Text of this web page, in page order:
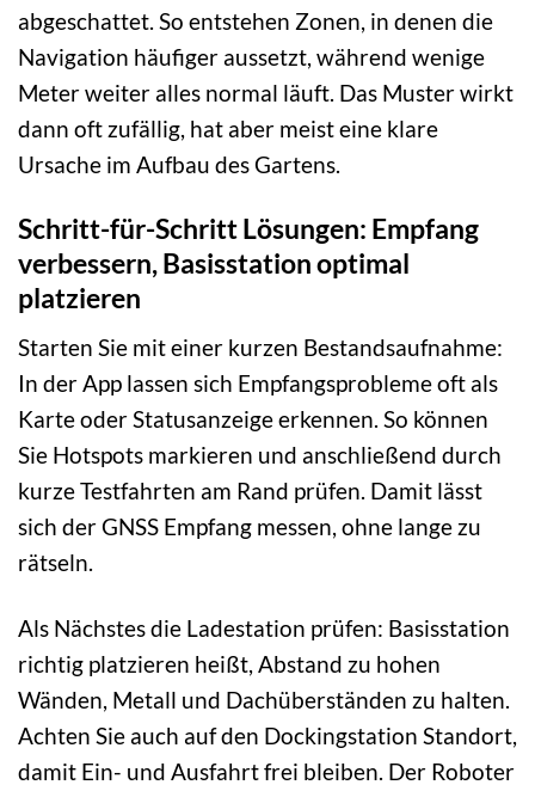
abgeschattet. So entstehen Zonen, in denen die
Navigation häufiger aussetzt, während wenige
Meter weiter alles normal läuft. Das Muster wirkt
dann oft zufällig, hat aber meist eine klare
Ursache im Aufbau des Gartens.
Schritt-für-Schritt Lösungen: Empfang
verbessern, Basisstation optimal
platzieren
Starten Sie mit einer kurzen Bestandsaufnahme:
In der App lassen sich Empfangsprobleme oft als
Karte oder Statusanzeige erkennen. So können
Sie Hotspots markieren und anschließend durch
kurze Testfahrten am Rand prüfen. Damit lässt
sich der GNSS Empfang messen, ohne lange zu
rätseln.
Als Nächstes die Ladestation prüfen: Basisstation
richtig platzieren heißt, Abstand zu hohen
Wänden, Metall und Dachüberständen zu halten.
Achten Sie auch auf den Dockingstation Standort,
damit Ein- und Ausfahrt frei bleiben. Der Roboter